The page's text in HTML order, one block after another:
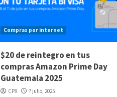
Compras por internet
$20 de reintegro en tus
compras Amazon Prime Day
Guatemala 2025
CPX 7 julio, 2025